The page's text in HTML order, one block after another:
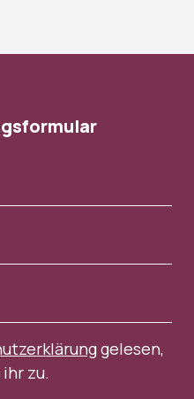
gelesen,
zu.